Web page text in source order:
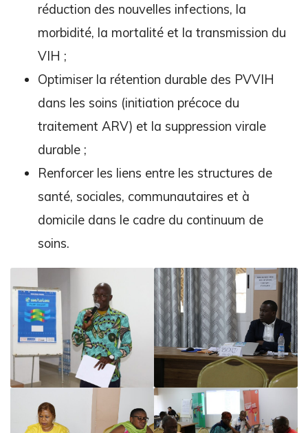
réduction des nouvelles infections, la
morbidité, la mortalité et la transmission du
VIH ;
Optimiser la rétention durable des PVVIH
dans les soins (initiation précoce du
traitement ARV) et la suppression virale
durable ;
Renforcer les liens entre les structures de
santé, sociales, communautaires et à
domicile dans le cadre du continuum de
soins.